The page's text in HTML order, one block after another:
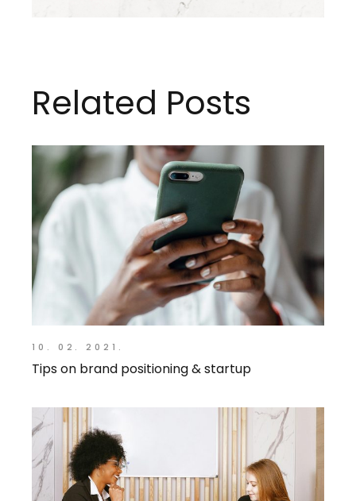
Related Posts
10. 02. 2021.
Tips on brand positioning & startup